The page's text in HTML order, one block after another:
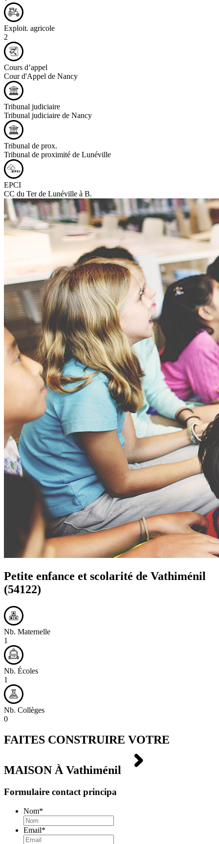
Exploit. agricole
2
Cours d’appel
Cour d'Appel de Nancy
Tribunal judiciaire
Tribunal judiciaire de Nancy
Tribunal de prox.
Tribunal de proximité de Lunéville
EPCI
CC du Ter de Lunéville à B.
Petite enfance et scolarité de Vathiménil
(54122)
Nb. Maternelle
1
Nb. Écoles
1
Nb. Collèges
0
FAITES CONSTRUIRE VOTRE
MAISON À Vathiménil
Formulaire contact principa
Nom*
Email*